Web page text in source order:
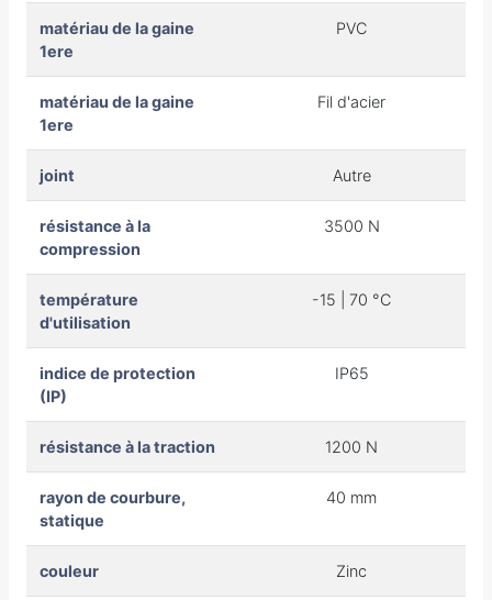
matériau de la gaine
1ere
PVC
matériau de la gaine
1ere
Fil d'acier
joint Autre
résistance à la
compression
3500 N
température
d'utilisation
-15 | 70 °C
indice de protection
(IP)
IP65
résistance à la traction 1200 N
rayon de courbure,
statique
40 mm
couleur Zinc